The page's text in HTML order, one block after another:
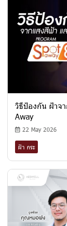
วิธีป้องกัน ฝ้าจ
Away
22 May 2026
ฝ้า กระ